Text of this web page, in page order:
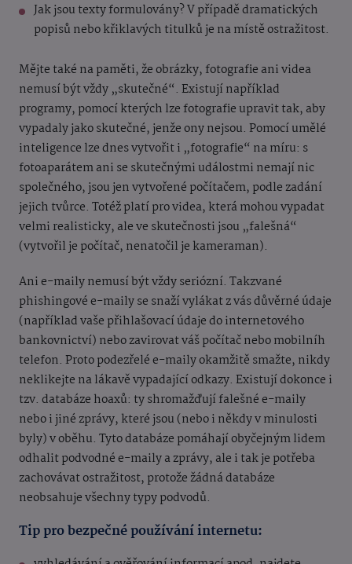
Jak jsou texty formulovány? V případě dramatických
popisů nebo křiklavých titulků je na místě ostražitost.
Mějte také na paměti, že obrázky, fotografie ani videa
nemusí být vždy „skutečné“. Existují například
programy, pomocí kterých lze fotografie upravit tak, aby
vypadaly jako skutečné, jenže ony nejsou. Pomocí umělé
inteligence lze dnes vytvořit i „fotografie“ na míru: s
fotoaparátem ani se skutečnými událostmi nemají nic
společného, jsou jen vytvořené počítačem, podle zadání
jejich tvůrce. Totéž platí pro videa, která mohou vypadat
velmi realisticky, ale ve skutečnosti jsou „falešná“
(vytvořil je počítač, nenatočil je kameraman).
Ani e-maily nemusí být vždy seriózní. Takzvané
phishingové e-maily se snaží vylákat z vás důvěrné údaje
(například vaše přihlašovací údaje do internetového
bankovnictví) nebo zavirovat váš počítač nebo mobilníh
telefon. Proto podezřelé e-maily okamžitě smažte, nikdy
neklikejte na lákavě vypadající odkazy. Existují dokonce i
tzv. databáze hoaxů: ty shromažďují falešné e-maily
nebo i jiné zprávy, které jsou (nebo i někdy v minulosti
byly) v oběhu. Tyto databáze pomáhají obyčejným lidem
odhalit podvodné e-maily a zprávy, ale i tak je potřeba
zachovávat ostražitost, protože žádná databáze
neobsahuje všechny typy podvodů.
Tip pro bezpečné používání internetu: